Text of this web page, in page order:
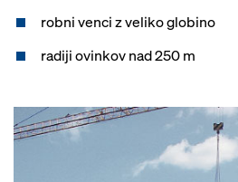
robni venci z veliko globino
radiji ovinkov nad 250 m